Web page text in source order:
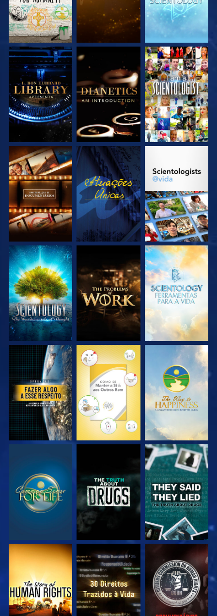
EXPLORE A SÉRIE EXPLORE A SÉRIE VEJA
EXPLORE A SÉRIE VEJA EXPLORE A SÉRIE
EXPLORE A SÉRIE EXPLORE A SÉRIE EXPLORE A SÉRIE
VEJA VEJA VEJA
VEJA VEJA VEJA
VEJA VEJA VEJA